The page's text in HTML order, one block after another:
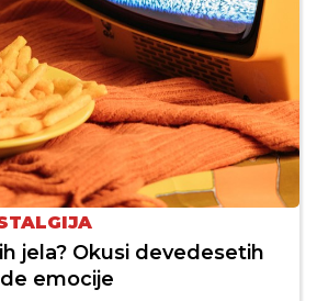
jela? Okusi devedesetih
emocije